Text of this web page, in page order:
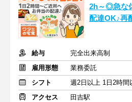
2h～◎急な
配達OK♪再
給与
完全出来高制
雇用形態
業務委託
シフト
週2日以上 1日2時間
アクセス
田吉駅